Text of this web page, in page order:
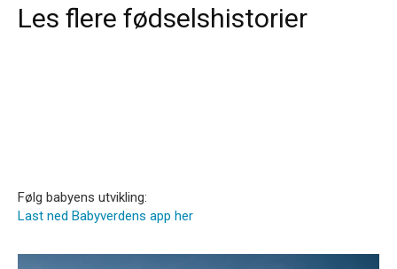
Les flere fødselshistorier
Følg babyens utvikling:
Last ned Babyverdens app her